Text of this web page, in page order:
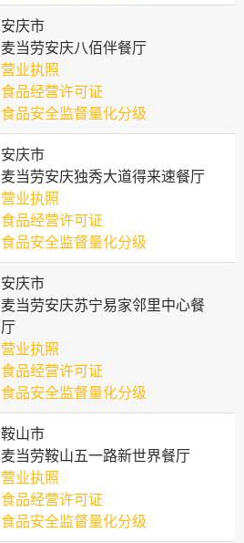
安庆市
麦当劳安庆八佰伴餐厅
营业执照
食品经营许可证
食品安全监督量化分级
安庆市
麦当劳安庆独秀大道得来速餐厅
营业执照
食品经营许可证
食品安全监督量化分级
安庆市
麦当劳安庆苏宁易家邻里中心餐
厅
营业执照
食品经营许可证
食品安全监督量化分级
鞍山市
麦当劳鞍山五一路新世界餐厅
营业执照
食品经营许可证
食品安全监督量化分级